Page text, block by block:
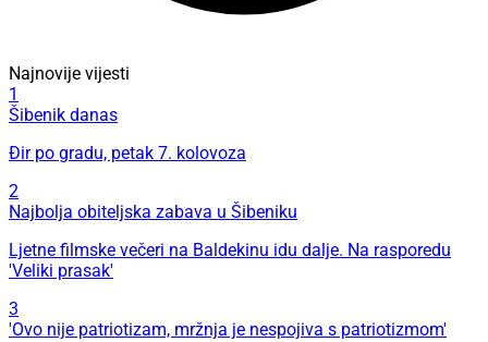
Najnovije vijesti
1
Šibenik danas
Đir po gradu, petak 7. kolovoza
2
Najbolja obiteljska zabava u Šibeniku
Ljetne filmske večeri na Baldekinu idu dalje. Na rasporedu
'Veliki prasak'
3
'Ovo nije patriotizam, mržnja je nespojiva s patriotizmom'